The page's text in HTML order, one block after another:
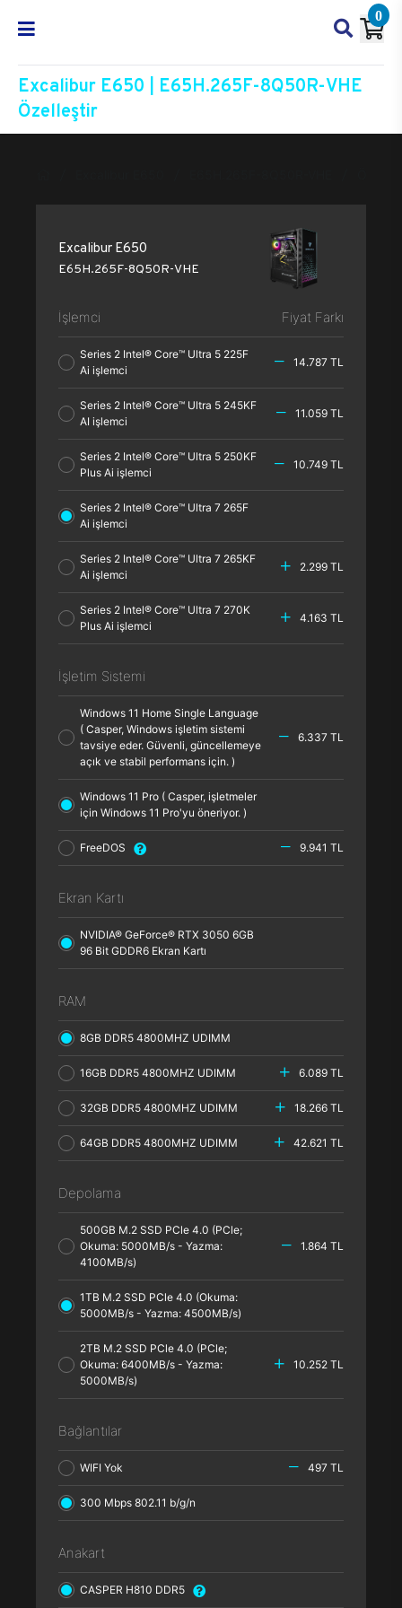
0
Excalibur E650 | E65H.265F-8Q50R-VHE
Özelleştir
Excalibur E650
E65H.265F-8Q50R-VHE
İşlemci Fiyat Farkı
Series 2 Intel® Core™ Ultra 5 225F
Ai işlemci
14.787 TL
Series 2 Intel® Core™ Ultra 5 245KF
AI işlemci
11.059 TL
Series 2 Intel® Core™ Ultra 5 250KF
Plus Ai işlemci
10.749 TL
Series 2 Intel® Core™ Ultra 7 265F
Ai işlemci
Series 2 Intel® Core™ Ultra 7 265KF
Ai işlemci
2.299 TL
Series 2 Intel® Core™ Ultra 7 270K
Plus Ai işlemci
4.163 TL
İşletim Sistemi
Windows 11 Home Single Language
( Casper, Windows işletim sistemi
tavsiye eder. Güvenli, güncellemeye
açık ve stabil performans için. )
6.337 TL
Windows 11 Pro ( Casper, işletmeler
için Windows 11 Pro'yu öneriyor. )
FreeDOS 9.941 TL
Ekran Kartı
NVIDIA® GeForce® RTX 3050 6GB
96 Bit GDDR6 Ekran Kartı
RAM
8GB DDR5 4800MHZ UDIMM
16GB DDR5 4800MHZ UDIMM 6.089 TL
32GB DDR5 4800MHZ UDIMM 18.266 TL
64GB DDR5 4800MHZ UDIMM 42.621 TL
Depolama
500GB M.2 SSD PCle 4.0 (PCle;
Okuma: 5000MB/s - Yazma:
4100MB/s)
1.864 TL
1TB M.2 SSD PCle 4.0 (Okuma:
5000MB/s - Yazma: 4500MB/s)
2TB M.2 SSD PCle 4.0 (PCle;
Okuma: 6400MB/s - Yazma:
5000MB/s)
10.252 TL
Bağlantılar
WIFI Yok 497 TL
300 Mbps 802.11 b/g/n
Anakart
CASPER H810 DDR5